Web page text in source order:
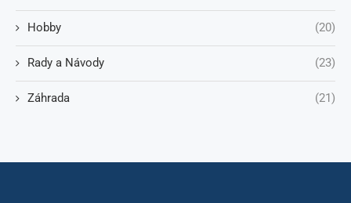
Hobby (20)
Rady a Návody (23)
Záhrada (21)